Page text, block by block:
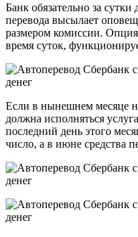
Банк обязательно за
перевода высылает
размером комиссии.
время суток,
Если в нынешнем месяце
должна исполняться
последний день этого
число, а в июне средства